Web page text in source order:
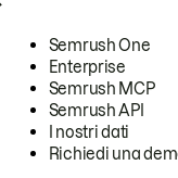
Semrush One
Enterprise
Semrush MCP
Semrush API
I nostri dati
Richiedi una